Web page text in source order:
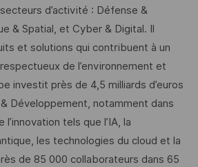
d’activité : Défense &
& Spatial, et Cyber & Digital. Il
et solutions qui contribuent à un
de l’environnement et
investit près de 4,5 milliards d’euros
Développement, notamment dans
tels que l’IA, la
les technologies du cloud et la
de 85 000 collaborateurs dans 65